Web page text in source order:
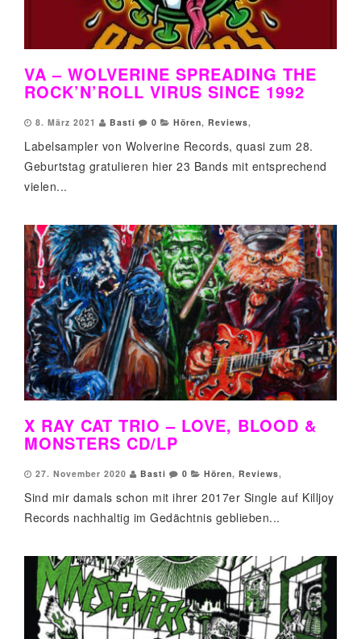
VA – WOLVERINE SPREADING THE
ROCK’N’ROLL VIRUS SINCE 1992
8. März 2021 Basti 0 Hören, Reviews,
Labelsampler von Wolverine Records, quasi zum 28.
Geburtstag gratulieren hier 23 Bands mit entsprechend
vielen...
X RAY CAT TRIO – LOVE, BLOOD &
MONSTERS CD/LP
27. November 2020 Basti 0 Hören, Reviews,
Sind mir damals schon mit ihrer 2017er Single auf Killjoy
Records nachhaltig im Gedächtnis geblieben...